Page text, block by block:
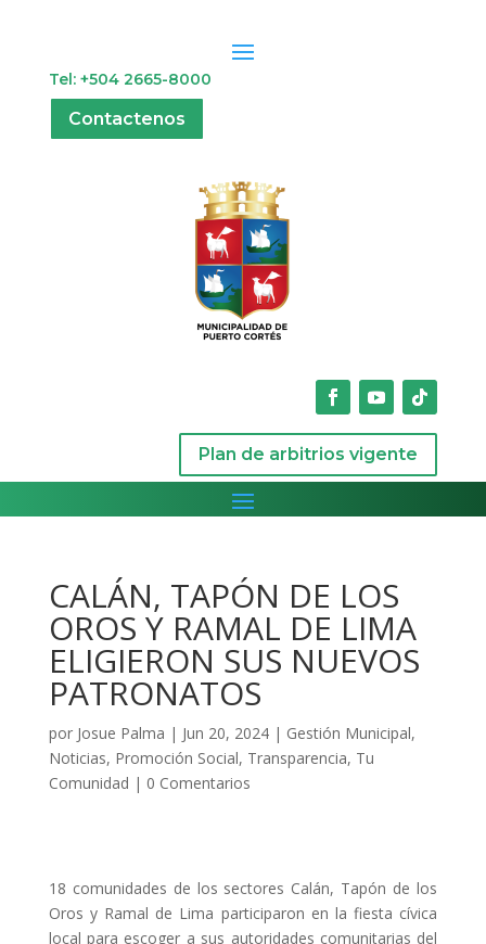
Tel: +504 2665-8000
Contactenos
Plan de arbitrios vigente
CALÁN, TAPÓN DE LOS
OROS Y RAMAL DE LIMA
ELIGIERON SUS NUEVOS
PATRONATOS
por Josue Palma | Jun 20, 2024| Gestión Municipal,
Noticias, Promoción Social, Transparencia, Tu
Comunidad | 0 Comentarios
18 comunidades de los sectores Calán, Tapón de los
Oros y Ramal de Lima participaron en la fiesta cívica
local para escoger a sus autoridades comunitarias del